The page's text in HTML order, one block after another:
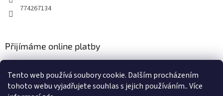
Tento web používá soubory cookie. Dalším procházením
tohoto webu vyjadřujete souhlas s jejich používáním.. Více
774267134
Přijímáme online platby